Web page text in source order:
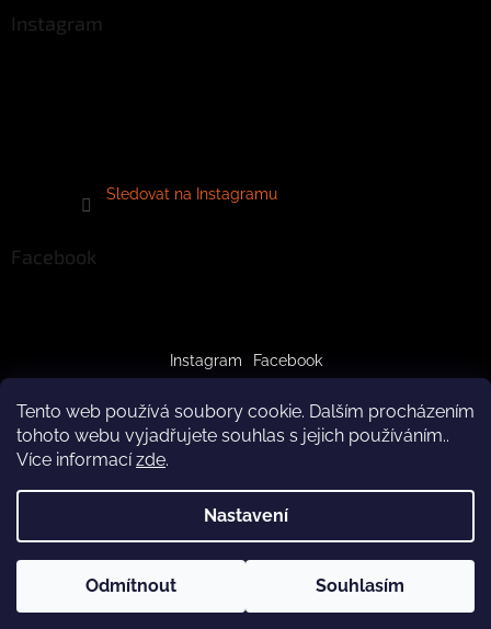
Tento web používá soubory cookie. Dalším procházením
tohoto webu vyjadřujete souhlas s jejich používáním..
Více informacízde.
Nastavení
Odmítnout Souhlasím
Z důvodu čerpání dovolené budeme produkty doručovat až po
Instagram
Sledovat na Instagramu
Facebook
Instagram Facebook
crazypaws.cz
Upravit nastavení cookies